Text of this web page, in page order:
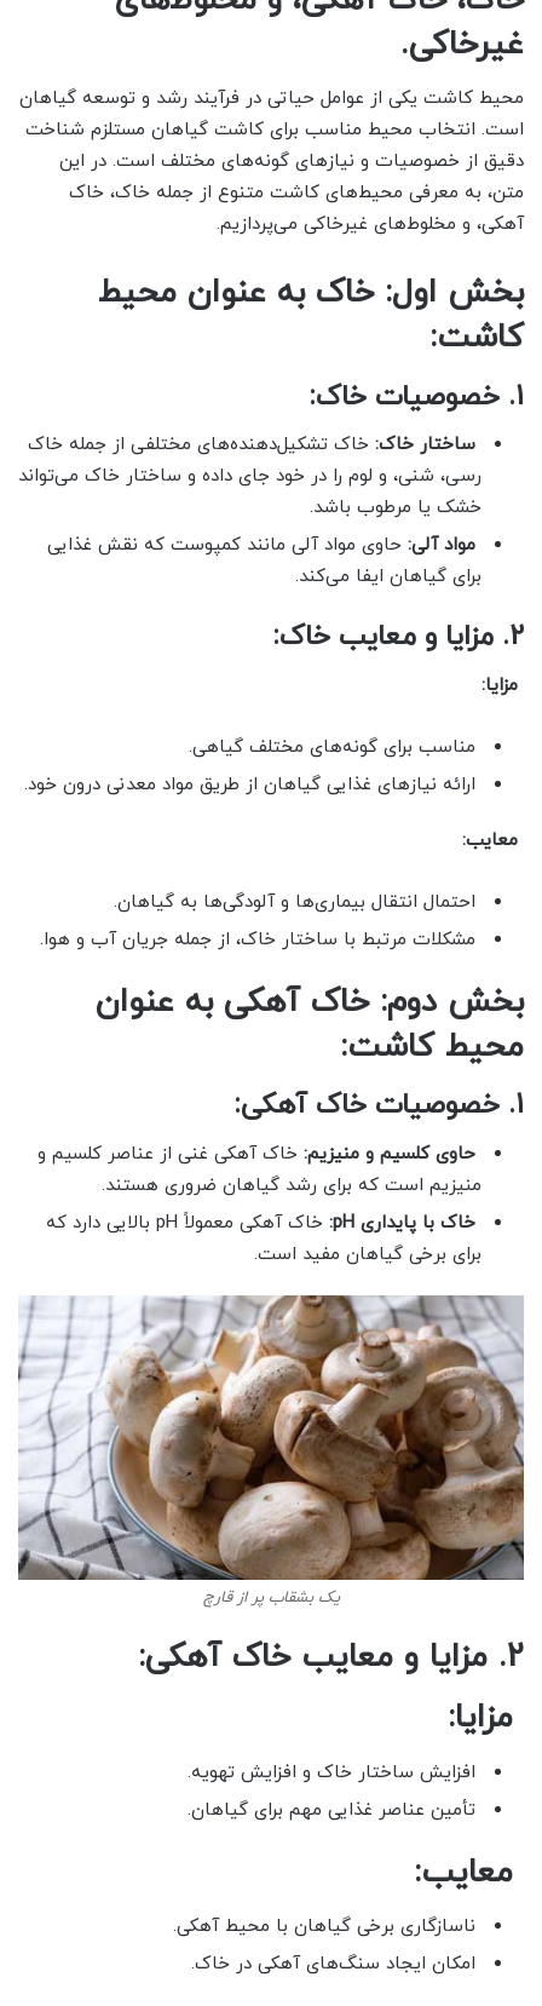
غیرخاکی.
محیط کاشت یکی از عوامل حیاتی در فرآیند رشد و توسعه گیاهان
است. انتخاب محیط مناسب برای کاشت گیاهان مستلزم شناخت
دقیق از خصوصیات و نیازهای گونه‌های مختلف است. در این
متن، به معرفی محیط‌های کاشت متنوع از جمله خاک، خاک
آهکی، و مخلوط‌های غیرخاکی می‌پردازیم.
بخش اول: خاک به عنوان محیط
کاشت:
1. خصوصیات خاک:
ساختار خاک: خاک تشکیل‌دهنده‌های مختلفی از جمله خاک
رسی، شنی، و لوم را در خود جای داده و ساختار خاک می‌تواند
خشک یا مرطوب باشد.
مواد آلی: حاوی مواد آلی مانند کمپوست که نقش غذایی
برای گیاهان ایفا می‌کند.
2. مزایا و معایب خاک:
مزایا:
مناسب برای گونه‌های مختلف گیاهی.
ارائه نیازهای غذایی گیاهان از طریق مواد معدنی درون خود.
معایب:
احتمال انتقال بیماری‌ها و آلودگی‌ها به گیاهان.
مشکلات مرتبط با ساختار خاک، از جمله جریان آب و هوا.
بخش دوم: خاک آهکی به عنوان
محیط کاشت:
1. خصوصیات خاک آهکی:
حاوی کلسیم و منیزیم: خاک آهکی غنی از عناصر کلسیم و
منیزیم است که برای رشد گیاهان ضروری هستند.
خاک با پایداری pH:
خاک آهکی معمولاً pH بالایی دارد که
برای برخی گیاهان مفید است.
یک بشقاب پر از قارچ
2. مزایا و معایب خاک آهکی:
مزایا:
افزایش ساختار خاک و افزایش تهویه.
تأمین عناصر غذایی مهم برای گیاهان.
معایب:
ناسازگاری برخی گیاهان با محیط آهکی.
امکان ایجاد سنگ‌های آهکی در خاک.